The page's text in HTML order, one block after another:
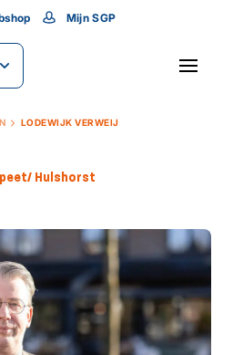
Mijn SGP
LODEWIJK VERWEIJ
Hulshorst